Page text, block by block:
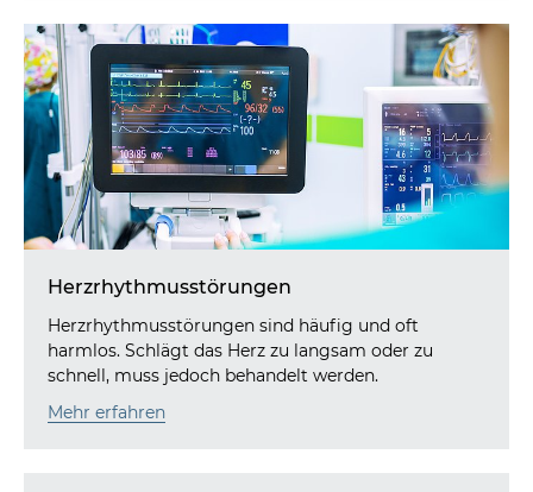
Herzrhythmusstörungen
Herzrhythmusstörungen sind häufig und oft
harmlos. Schlägt das Herz zu langsam oder zu
schnell, muss jedoch behandelt werden.
Mehr erfahren